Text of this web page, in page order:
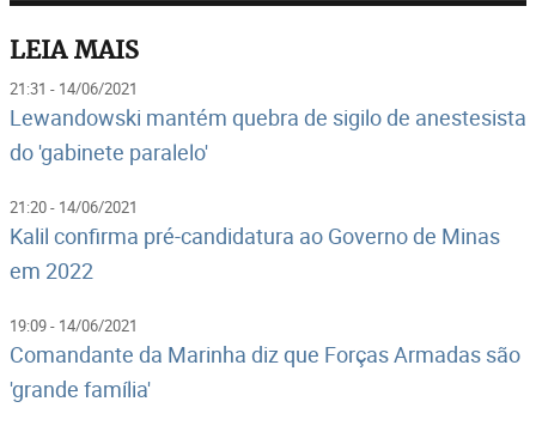
LEIA MAIS
21:31 - 14/06/2021
Lewandowski mantém quebra de sigilo de anestesista
do 'gabinete paralelo'
21:20 - 14/06/2021
Kalil confirma pré-candidatura ao Governo de Minas
em 2022
19:09 - 14/06/2021
Comandante da Marinha diz que Forças Armadas são
'grande família'